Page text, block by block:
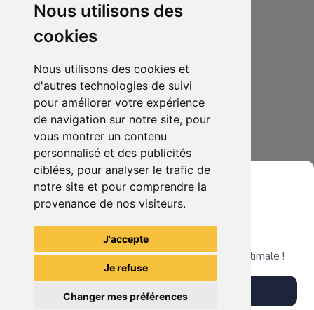
Nous utilisons des
cookies
Nous utilisons des cookies et
d'autres technologies de suivi
pour améliorer votre expérience
de navigation sur notre site, pour
vous montrer un contenu
personnalisé et des publicités
ciblées, pour analyser le trafic de
notre site et pour comprendre la
provenance de nos visiteurs.
J'accepte
Je refuse
Changer mes préférences
15.00€ 0
lampe naruto
Voir tous les articles du vendeur
Grenier du Geek
Télécharge notre app pour une expérience optimale !
Télécharger l'app